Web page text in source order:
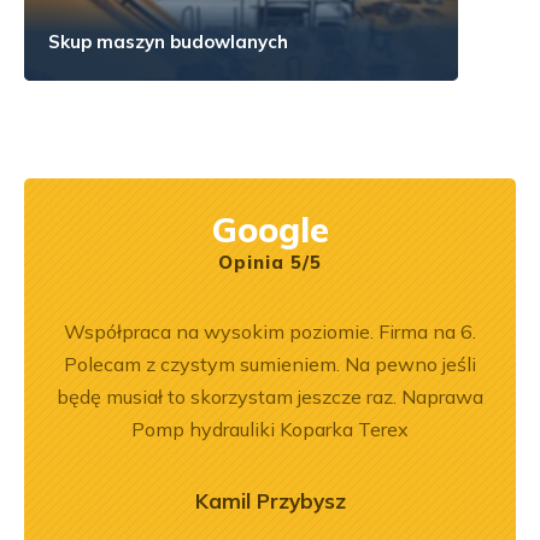
Skup maszyn budowlanych
Google
Opinia 5/5
Współpraca na wysokim poziomie. Firma na 6.
Polecam z czystym sumieniem. Na pewno jeśli
będę musiał to skorzystam jeszcze raz. Naprawa
Pomp hydrauliki Koparka Terex
Kamil Przybysz